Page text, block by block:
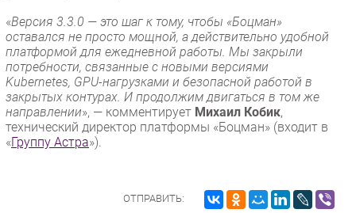
«Версия 3.3.0 — это шаг к тому, чтобы «Боцман»
оставался не просто мощной, а действительно удобной
платформой для ежедневной работы. Мы закрыли
потребности, связанные с новыми версиями
Kubernetes, GPU-нагрузками и безопасной работой в
закрытых контурах. И продолжим двигаться в том же
направлении», — комментирует Михаил Кобик,
технический директор платформы «Боцман» (входит в
«Группу Астра»).
ОТПРАВИТЬ: